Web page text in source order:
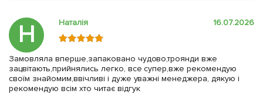
Н Наталія 16.07.2026
Замовляла вперше,запаковано чудово,троянди вже
зацвітають,прийнялись легко, все супер,вже рекомендую
своїм знайомим,ввічливі і дуже уважні менеджера, дякую і
рекомендую всім хто читає відгук